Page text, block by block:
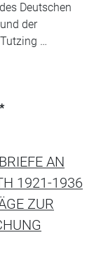
Deutschen
der
…
AN
1921-1936
ZUR